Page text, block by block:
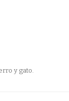
y gato.